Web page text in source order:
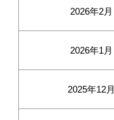
2026年2月
2026年1月
2025年12月